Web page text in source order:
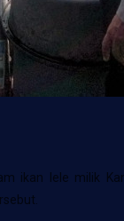
ikan lele milik